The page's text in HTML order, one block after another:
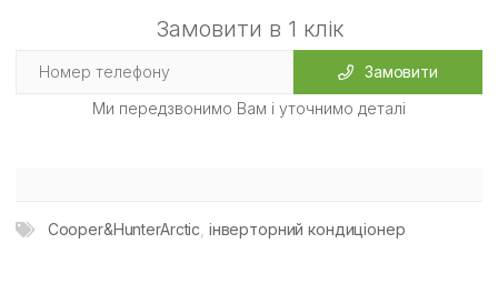
Замовити в 1 клік
Замовити
Ми передзвонимо Вам і уточнимо деталі
Cooper&HunterArctic інверторний кондиціонер